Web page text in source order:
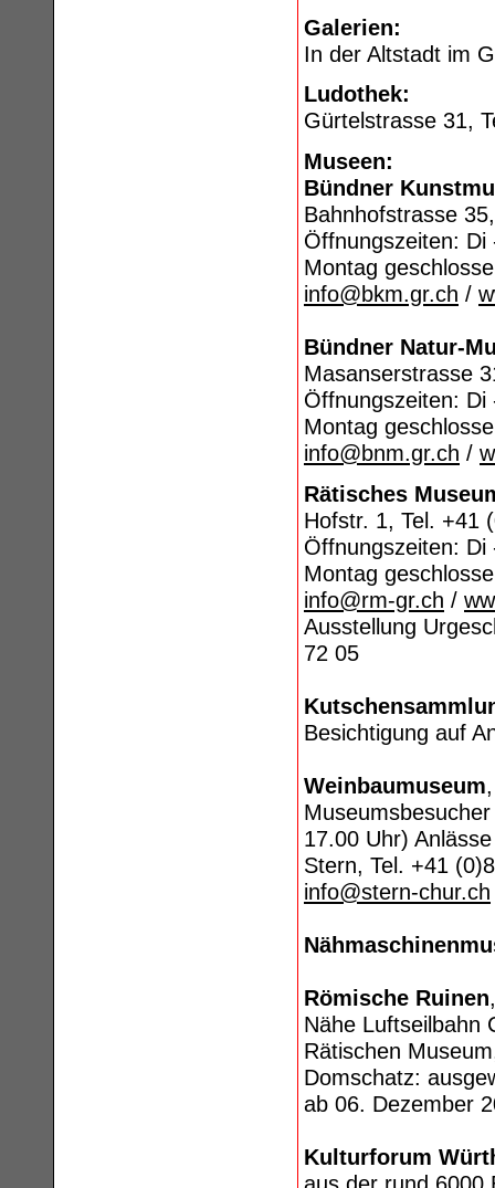
Galerien:
In der Altstadt im
Ludothek:
Gürtelstrasse 31,
Museen:
Bündner
Bahnhofstrasse
Öffnungszeiten:
Montag
info@bkm.gr.ch /
Bündner Natur-
Masanserstrasse
Öffnungszeiten:
Montag
info@bnm.gr.ch /
Rätisches
Hofstr. 1, Tel. +41
Öffnungszeiten:
Montag
info@rm-gr.ch /
Ausstellung
72 05
Besichtigung auf
Weinbaumuseum
17.00 Uhr)
Stern, Tel. +41
info@stern-chur.ch
Römische Ruinen
Nähe Luftseilbahn
Rätischen
Domschatz:
ab 06. Dezember
Kulturforum